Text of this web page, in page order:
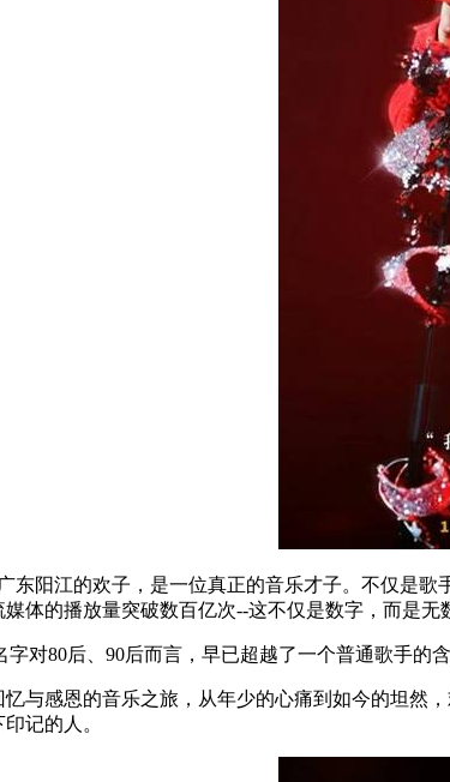
东阳江的欢子，是一位真正的音乐才子。不仅是
体的播放量突破数百亿次--这不仅是数字，而是无
字对80后、 90后而言，早已超越了一个普通歌手的
与感恩的音乐之旅，从年少的心痛到如今的坦然
记的人。